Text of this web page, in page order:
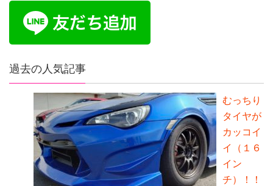
過去の人気記事
むっちり
タイヤが
カッコイ
イ（１６
イン
チ）！！